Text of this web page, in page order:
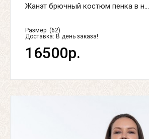
Жанэт брючный костюм пенка в н...
Размер: (62)
Доставка: В день заказа!
16500р.